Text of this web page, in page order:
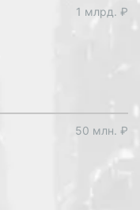
1 млрд. ₽
50 млн. ₽